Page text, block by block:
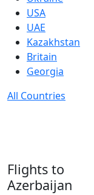
USA
UAE
Kazakhstan
Britain
Georgia
All Countries
Flights to
Azerbaijan